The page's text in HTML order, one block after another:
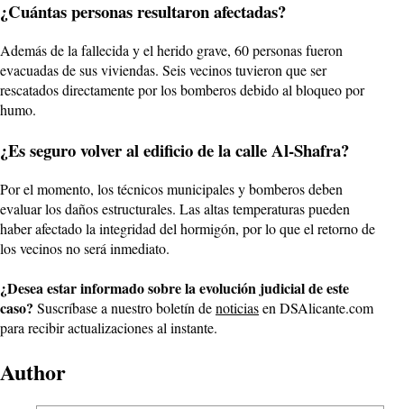
¿Cuántas personas resultaron afectadas?
Además de la fallecida y el herido grave, 60 personas fueron
evacuadas de sus viviendas. Seis vecinos tuvieron que ser
rescatados directamente por los bomberos debido al bloqueo por
humo.
¿Es seguro volver al edificio de la calle Al-Shafra?
Por el momento, los técnicos municipales y bomberos deben
evaluar los daños estructurales. Las altas temperaturas pueden
haber afectado la integridad del hormigón, por lo que el retorno de
los vecinos no será inmediato.
¿Desea estar informado sobre la evolución judicial de este
caso? Suscríbase a nuestro boletín denoticiasen DSAlicante.com
para recibir actualizaciones al instante.
Author